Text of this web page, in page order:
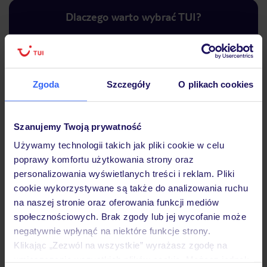
Zgoda Szczegóły O plikach cookies
Szanujemy Twoją prywatność
Używamy technologii takich jak pliki cookie w celu
poprawy komfortu użytkowania strony oraz
personalizowania wyświetlanych treści i reklam. Pliki
cookie wykorzystywane są także do analizowania ruchu
na naszej stronie oraz oferowania funkcji mediów
społecznościowych. Brak zgody lub jej wycofanie może
negatywnie wpłynąć na niektóre funkcje strony.
Klikając „Zezwól na wszystkie” wyrażasz zgodę na
Dlaczego warto wybrać TUI?
Lider niskich cen
Największe biuro
podróży w Polsce
30 lat w
Hotel
Pokoje